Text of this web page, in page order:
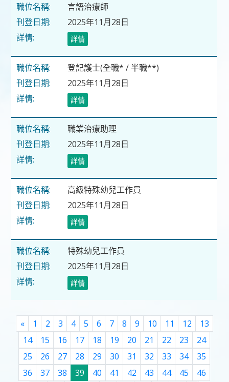
言語治療師
2025年11月28日
詳情
登記護士(全職* / 半職**)
2025年11月28日
詳情
職業治療助理
2025年11月28日
詳情
高級特殊幼兒工作員
2025年11月28日
詳情
特殊幼兒工作員
2025年11月28日
詳情
«Previous
1 2 3 4 5 6 7 8 9 10 11 12
13
14
15 16 17 18 19 20 21 22 23
24
25
26 27 28 29 30 31 32 33 34
35
36
37 38 39 40 41 42 43 44 45
46